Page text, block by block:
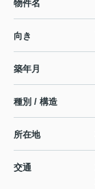
物件名
向き
築年月
種別 / 構造
所在地
交通